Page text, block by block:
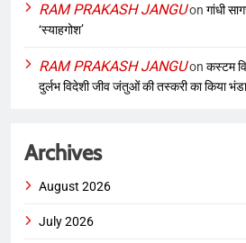
RAM PRAKASH JANGUon गांधी
‘स्याहगोश’
RAM PRAKASH JANGUon कस्टम
दुर्लभ विदेशी जीव जंतुओं की तस्करी का किया
Archives
August 2026
July 2026